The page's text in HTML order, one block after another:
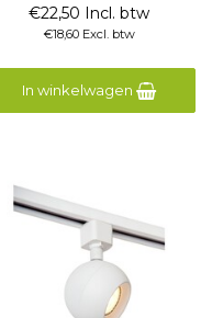
€22,50 Incl. btw
€18,60 Excl. btw
In winkelwagen